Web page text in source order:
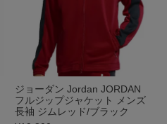
ジョーダン Jordan JORDAN
フルジップジャケット メンズ
長袖 ジムレッド/ブラック